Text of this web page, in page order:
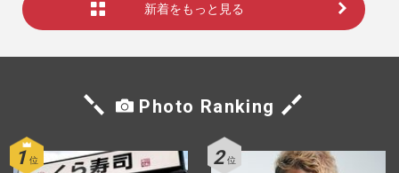
新着をもっと見る
Photo Ranking